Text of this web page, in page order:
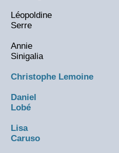
Léopoldine
Serre
Annie
Sinigalia
Christophe Lemoine
Daniel
Lobé
Lisa
Caruso